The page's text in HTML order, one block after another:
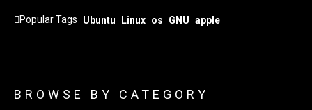
Popular Tags Ubuntu Linux os GNU apple
BROWSE BY CATEGORY